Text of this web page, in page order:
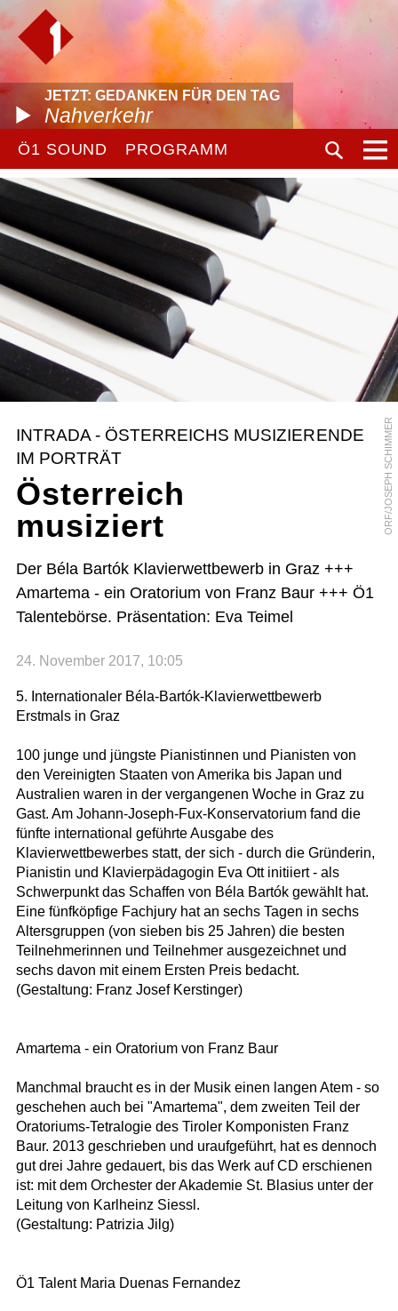
JETZT: GEDANKEN FÜR DEN TAG
Nahverkehr
Ö1 SOUND PROGRAMM
ORF/JOSEPH SCHIMMER
INTRADA - ÖSTERREICHS MUSIZIERENDE
IM PORTRÄT
Österreich
musiziert
Der Béla Bartók Klavierwettbewerb in Graz +++
Amartema - ein Oratorium von Franz Baur +++ Ö1
Talentebörse. Präsentation: Eva Teimel
24. November 2017, 10:05
5. Internationaler Béla-Bartók-Klavierwettbewerb
Erstmals in Graz
100 junge und jüngste Pianistinnen und Pianisten von
den Vereinigten Staaten von Amerika bis Japan und
Australien waren in der vergangenen Woche in Graz zu
Gast. Am Johann-Joseph-Fux-Konservatorium fand die
fünfte international geführte Ausgabe des
Klavierwettbewerbes statt, der sich - durch die Gründerin,
Pianistin und Klavierpädagogin Eva Ott initiiert - als
Schwerpunkt das Schaffen von Béla Bartók gewählt hat.
Eine fünfköpfige Fachjury hat an sechs Tagen in sechs
Altersgruppen (von sieben bis 25 Jahren) die besten
Teilnehmerinnen und Teilnehmer ausgezeichnet und
sechs davon mit einem Ersten Preis bedacht.
(Gestaltung: Franz Josef Kerstinger)
Amartema - ein Oratorium von Franz Baur
Manchmal braucht es in der Musik einen langen Atem - so
geschehen auch bei "Amartema", dem zweiten Teil der
Oratoriums-Tetralogie des Tiroler Komponisten Franz
Baur. 2013 geschrieben und uraufgeführt, hat es dennoch
gut drei Jahre gedauert, bis das Werk auf CD erschienen
ist: mit dem Orchester der Akademie St. Blasius unter der
Leitung von Karlheinz Siessl.
(Gestaltung: Patrizia Jilg)
Ö1 Talent Maria Duenas Fernandez